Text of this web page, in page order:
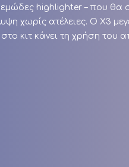
highlighter – που
χωρίς ατέλειες. Ο X3
κιτ κάνει τη χρήση του